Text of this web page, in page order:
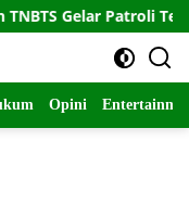
Terpadu
Opini